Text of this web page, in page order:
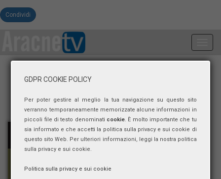
Condividi
GDPR COOKIE POLICY
Per poter gestire al meglio la tua navigazione su questo sito
verranno temporaneamente memorizzate alcune informazioni in
piccoli file di testo denominati cookie . È molto importante che tu
sia informato e che accetti la politica sulla privacy e sui cookie di
questo sito Web. Per ulteriori informazioni, leggi la nostra politica
sulla privacy e sui cookie.
Politica sulla privacy e sui cookie